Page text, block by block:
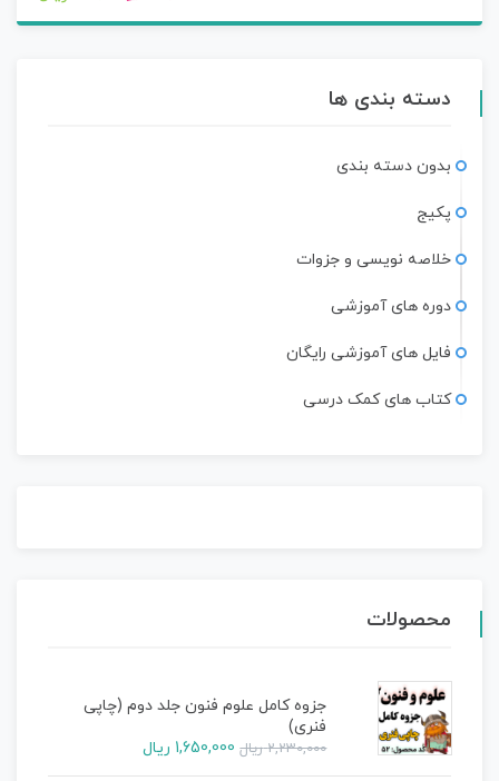
دسته بندی ها
بدون دسته بندی
پکیج
خلاصه نویسی و جزوات
دوره های آموزشی
فایل های آموزشی رایگان
کتاب های کمک درسی
محصولات
جزوه کامل علوم فنون جلد دوم (چاپی
فنری)
2,230,000 ریال 1,650,000 ریال